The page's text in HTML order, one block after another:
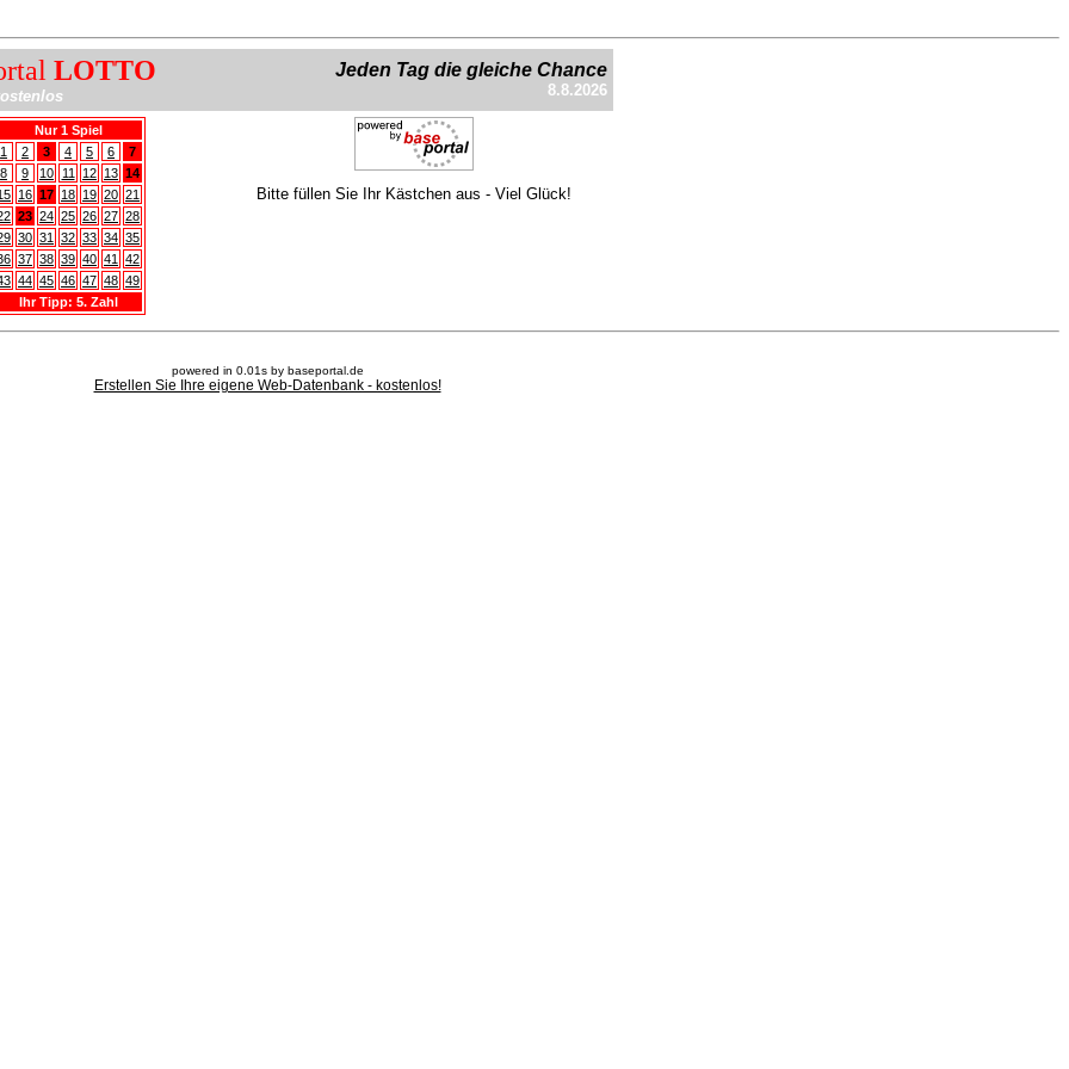
LOTTO Jeden Tag die gleiche Chance
8.8.2026
Nur 1 Spiel
1
2 3 4 5 6
7
8
9 10 11 12 13 14
16 17 18 19 20 21
23 24 25 26 27 28
30 31 32 33 34 35
37 38 39 40 41
42
44 45 46 47 48 49
Ihr Tipp: 5. Zahl
Bitte füllen Sie Ihr Kästchen aus - Viel Glück!
powered in 0.01s by baseportal.de
Erstellen Sie Ihre eigene Web-Datenbank - kostenlos!